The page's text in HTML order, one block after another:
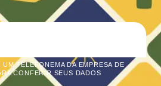
TELEFONEMA DA EMPRESA DE
CONFERIR SEUS DADOS